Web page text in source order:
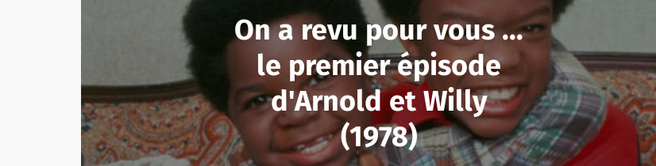
On a revu pour vous ...
le premier épisode
d'Arnold et Willy
(1978)